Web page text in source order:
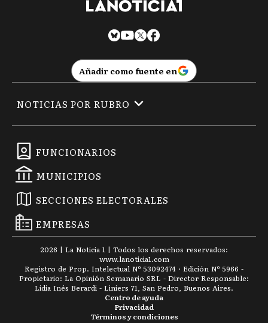
Añadir como fuente en
FUNCIONARIOS
MUNICIPIOS
SECCIONES ELECTORALES
EMPRESAS
NOTICIAS POR RUBRO
2026 | La Noticia 1 | Todos los derechos reservados:
www.lanoticia1.com
Registro de Prop. Intelectual Nº 53092474 · Edición Nº 5966 -
Propietario: La Opinión Semanario SRL - Director Responsable:
Lidia Inés Berardi - Liniers 71, San Pedro, Buenos Aires.
Términos y condiciones
Privacidad
Centro de ayuda